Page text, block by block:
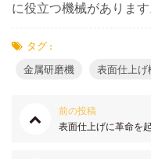
に役立つ機械があります
タグ :
金属研磨機
表面仕上げ
前の投稿
表面仕上げに革命を